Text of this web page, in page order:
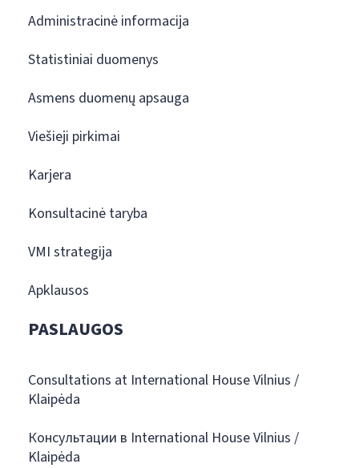
Administracinė informacija
Statistiniai duomenys
Asmens duomenų apsauga
Viešieji pirkimai
Karjera
Konsultacinė taryba
VMI strategija
Apklausos
PASLAUGOS
Consultations at International House Vilnius /
Klaipėda
Консультации в International House Vilnius /
Klaipėda